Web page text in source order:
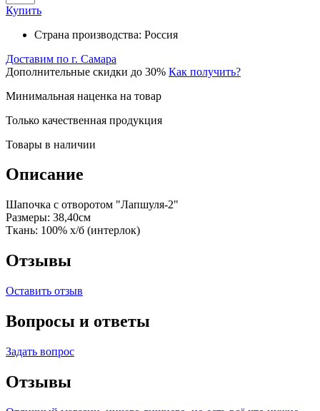
Купить
Страна производства: Россия
Доставим по г. Самара
Дополнительные скидки до 30% Как получить?
Минимальная наценка на товар
Только качественная продукция
Товары в наличии
Описание
Шапочка с отворотом "Лапшуля-2"
Размеры: 38,40см
Ткань: 100% х/б (интерлок)
Отзывы
Оставить отзыв
Вопросы и ответы
Задать вопрос
Отзывы